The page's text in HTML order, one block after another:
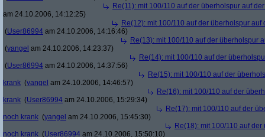
Re(11): mit 100/110 auf der überholspur auf
am 24.10.2006, 14:12:25)
Re(12): mit 100/110 auf der überholspur
(User86994 am 24.10.2006, 14:16:46)
Re(13): mit 100/110 auf der überholspur
(yangel am 24.10.2006, 14:23:37)
Re(14): mit 100/110 auf der
(User86994 am 24.10.2006, 14:37:56)
Re(15): mit 100/110 auf der
krank (yangel am 24.10.2006, 14:46:57)
Re(16): mit 100/110 auf der
krank (User86994 am 24.10.2006, 15:29:34)
Re(17): mit 100/110 auf der
noch krank (yangel am 24.10.2006, 15:45:30)
Re(18): mit 100/110 auf
noch krank (User86994 am 24.10.2006, 15:50:10)